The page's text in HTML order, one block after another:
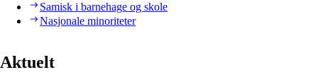
Samisk i barnehage og skole
Nasjonale minoriteter
Aktuelt